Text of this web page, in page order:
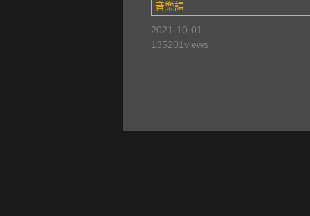
音樂課
2021-10-01
135201views